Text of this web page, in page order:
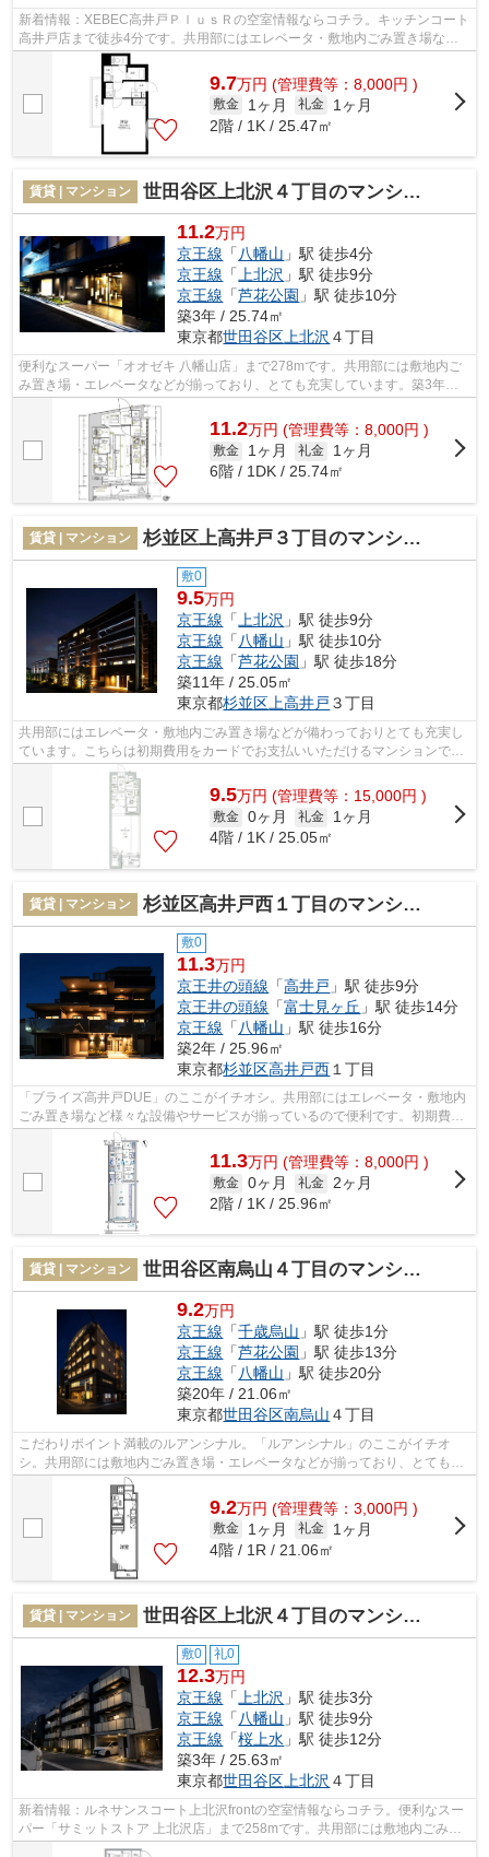
新着情報：XEBEC高井戸ＰｌｕｓＲの空室情報ならコチラ。キッチンコート
高井戸店まで徒歩4分です。共用部にはエレベータ・敷地内ごみ置き場など
様々な設備やサービスが揃っているので...
9.7万円 (管理費等：8,000円 )
敷金 1ヶ月 礼金
1ヶ月
2階 / 1K / 25.47㎡
賃貸 | マンション 世田谷区上北沢４丁目のマンション
11.2万円
京王線 「 八幡山 」駅 徒歩4分
京王線 「 上北沢 」駅 徒歩9分
京王線 「芦花公園 」駅 徒歩10分
築3年 / 25.74㎡
東京都世田谷区 上北沢 ４丁目
便利なスーパー「オオゼキ 八幡山店」まで278mです。共用部には敷地内ご
み置き場・エレベータなどが揃っており、とても充実しています。築3年の
築浅物件。特徴的な外観と洗練された設...
11.2万円 (管理費等：8,000円 )
敷金 1ヶ月 礼金
1ヶ月
6階 / 1DK / 25.74㎡
賃貸 | マンション 杉並区上高井戸３丁目のマンション
敷0
9.5万円
京王線 「 上北沢 」駅 徒歩9分
京王線 「 八幡山 」駅 徒歩10分
京王線 「芦花公園 」駅 徒歩18分
築11年 / 25.05㎡
東京都杉並区 上高井戸 ３丁目
共用部にはエレベータ・敷地内ごみ置き場などが備わっておりとても充実し
ています。こちらは初期費用をカードでお支払いいただけるマンションで
す。外観タイル張りは、耐水効果がある...
9.5万円 (管理費等：15,000円 )
敷金 0ヶ月 礼金
1ヶ月
4階 / 1K / 25.05㎡
賃貸 | マンション 杉並区高井戸西１丁目のマンション
敷0
11.3万円
京王井の頭線 「高井戸 」駅 徒歩9分
京王井の頭線 「富士見ヶ丘 」駅 徒歩14分
京王線 「八幡山 」駅 徒歩16分
築2年 / 25.96㎡
東京都杉並区高井戸西 １丁目
「ブライズ高井戸DUE」のここがイチオシ。共用部にはエレベータ・敷地内
ごみ置き場など様々な設備やサービスが揃っているので便利です。初期費用
をカードでお支払いいただけるので、カ...
11.3万円 (管理費等：8,000円 )
敷金 0ヶ月 礼金
2ヶ月
2階 / 1K / 25.96㎡
賃貸 | マンション 世田谷区南烏山４丁目のマンション
9.2万円
京王線 「千歳烏山 」駅 徒歩1分
京王線 「芦花公園 」駅 徒歩13分
京王線 「八幡山 」駅 徒歩20分
築20年 / 21.06㎡
東京都世田谷区南烏山 ４丁目
こだわりポイント満載のルアンシナル。「ルアンシナル」のここがイチオ
シ。共用部には敷地内ごみ置き場・エレベータなどが揃っており、とても充
実しています。こちらの物件は眺望良好...
9.2万円 (管理費等：3,000円 )
敷金 1ヶ月 礼金
1ヶ月
4階 / 1R / 21.06㎡
賃貸 | マンション 世田谷区上北沢４丁目のマンション
敷0 礼0
12.3万円
京王線 「 上北沢 」駅 徒歩3分
京王線 「 八幡山 」駅 徒歩9分
京王線 「桜上水 」駅 徒歩12分
築3年 / 25.63㎡
東京都世田谷区 上北沢 ４丁目
新着情報：ルネサンスコート上北沢frontの空室情報ならコチラ。便利なスー
パー「サミットストア 上北沢店」まで258mです。共用部には敷地内ごみ置
き場・エレベータなどが揃っており、...